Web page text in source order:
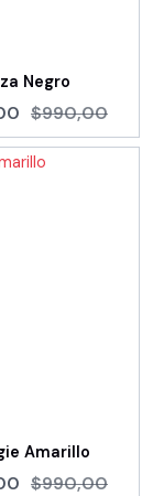
Negro
$990,00
Amarillo
$990,00